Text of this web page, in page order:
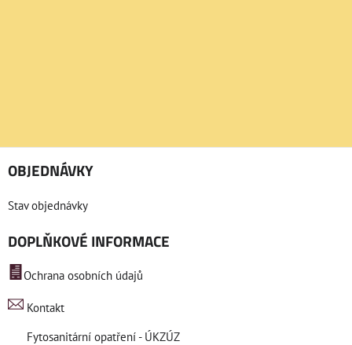
OBJEDNÁVKY
Stav objednávky
DOPLŇKOVÉ INFORMACE
Ochrana osobních údajů
Kontakt
Fytosanitární opatření - ÚKZÚZ